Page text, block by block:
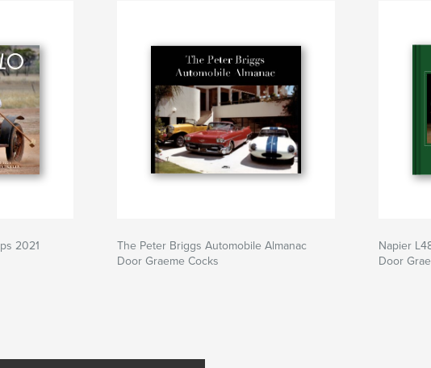
2021
The Peter Briggs Automobile Almanac
Door Graeme Cocks
Napier
Door